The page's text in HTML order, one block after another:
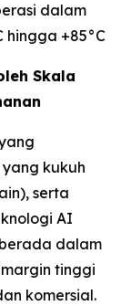
dalam
hingga +85°C
Skala
kukuh
serta
AI
dalam
tinggi
komersial.